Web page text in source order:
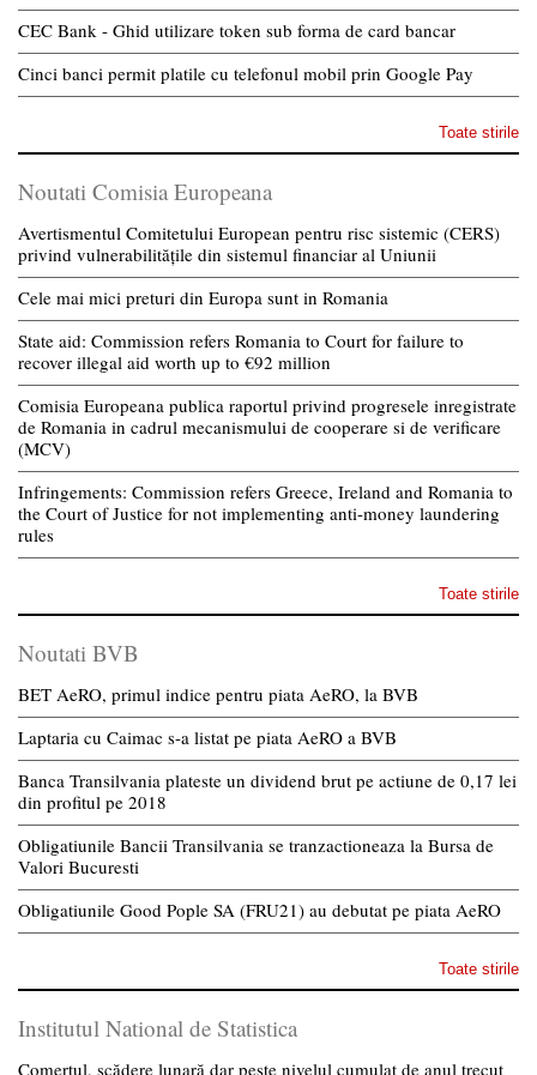
CEC Bank - Ghid utilizare token sub forma de card bancar
Cinci banci permit platile cu telefonul mobil prin Google Pay
Toate stirile
Noutati Comisia Europeana
Avertismentul Comitetului European pentru risc sistemic (CERS)
privind vulnerabilitățile din sistemul financiar al Uniunii
Cele mai mici preturi din Europa sunt in Romania
State aid: Commission refers Romania to Court for failure to
recover illegal aid worth up to €92 million
Comisia Europeana publica raportul privind progresele inregistrate
de Romania in cadrul mecanismului de cooperare si de verificare
(MCV)
Infringements: Commission refers Greece, Ireland and Romania to
the Court of Justice for not implementing anti-money laundering
rules
Toate stirile
Noutati BVB
BET AeRO, primul indice pentru piata AeRO, la BVB
Laptaria cu Caimac s-a listat pe piata AeRO a BVB
Banca Transilvania plateste un dividend brut pe actiune de 0,17 lei
din profitul pe 2018
Obligatiunile Bancii Transilvania se tranzactioneaza la Bursa de
Valori Bucuresti
Obligatiunile Good Pople SA (FRU21) au debutat pe piata AeRO
Toate stirile
Institutul National de Statistica
Comerțul, scădere lunară dar peste nivelul cumulat de anul trecut